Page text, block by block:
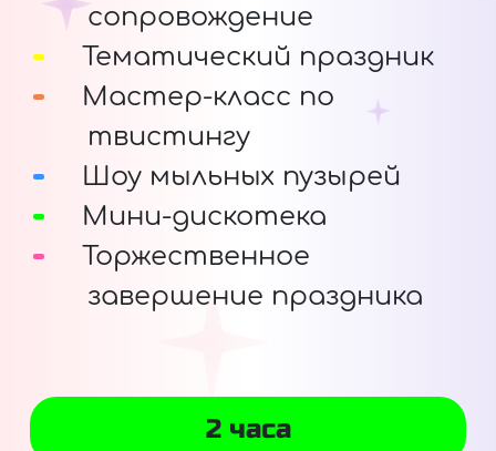
сопровождение
Тематический праздник
Мастер-класс по
твистингу
Шоу мыльных пузырей
Мини-дискотека
Торжественное
завершение праздника
2 часа